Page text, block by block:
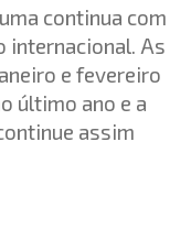
continua com
internacional. As
e fevereiro
último ano e a
assim